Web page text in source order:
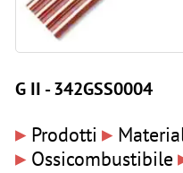
G II - 342GSS0004
▸ Prodotti ▸
▸ Ossicombustibile